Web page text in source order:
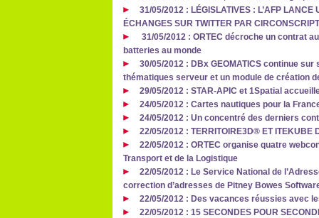
31/05/2012 : LÉGISLATIVES : L’AFP
ÉCHANGES SUR TWITTER PAR
31/05/2012 : ORTEC décroche un contrat
batteries au monde
30/05/2012 : DBx GEOMATICS continue
thématiques serveur et un module de création
29/05/2012 : STAR-APIC et 1Spatial
24/05/2012 : Cartes nautiques pour la
24/05/2012 : Un concentré des derniers
22/05/2012 : TERRITOIRE3D® ET ITEKUBE
22/05/2012 : ORTEC organise quatre
Transport et de la Logistique
22/05/2012 : Le Service National de
correction d’adresses de Pitney Bowes
22/05/2012 : Des vacances réussies avec
22/05/2012 : 15 SECONDES POUR